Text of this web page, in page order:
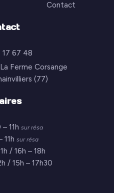
Contact
17 67 48
Ferme Corsange
(77)
11h sur résa
11h sur résa
/ 16h – 18h
/ 15h – 17h30